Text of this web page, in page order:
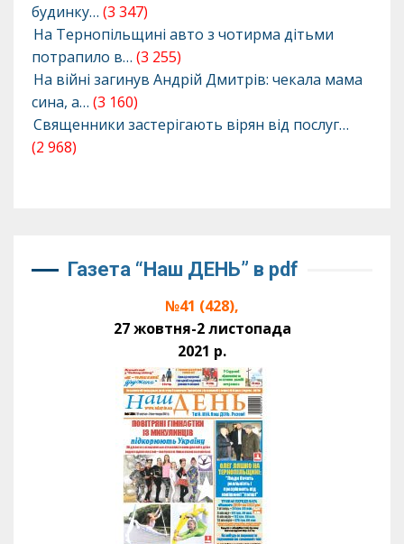
будинку… (3 347)
На Тернопільщині авто з чотирма дітьми
потрапило в… (3 255)
На війні загинув Андрій Дмитрів: чекала мама
сина, а… (3 160)
Священники застерігають вірян від послуг…
(2 968)
Газета “Наш ДЕНЬ” в pdf
№41 (428),
27 жовтня-2 листопада
2021 р.